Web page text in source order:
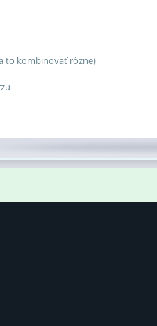
to kombinovať rôzne)